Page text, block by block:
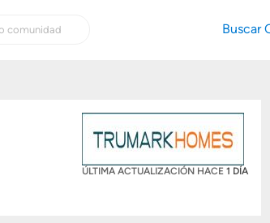
Buscar
ÚLTIMA ACTUALIZACIÓN HACE 1 DÍA